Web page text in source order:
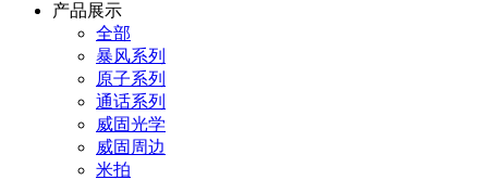
产品展示
全部
暴风系列
原子系列
通话系列
威固光学
威固周边
米拍